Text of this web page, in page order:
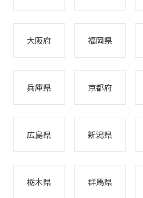
大阪府 福岡県
兵庫県 京都府
広島県 新潟県
栃木県 群馬県